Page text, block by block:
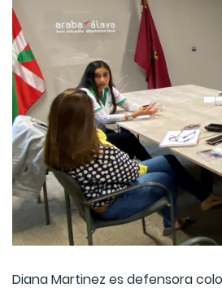
Diana Martinez es defensora